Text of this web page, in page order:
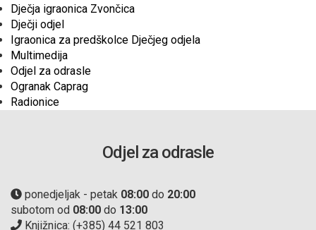
Dječja igraonica Zvončica
Dječji odjel
Igraonica za predškolce Dječjeg odjela
Multimedija
Odjel za odrasle
Ogranak Caprag
Radionice
Odjel za odrasle
ponedjeljak - petak 08:00 do 20:00
subotom od 08:00 do 13:00
Knjižnica: (+385) 44 521 803